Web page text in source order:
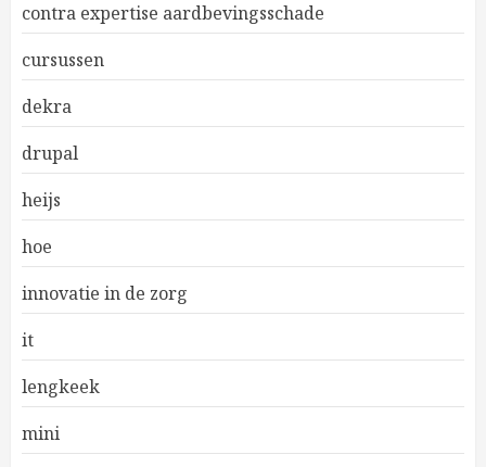
contra expertise aardbevingsschade
cursussen
dekra
drupal
heijs
hoe
innovatie in de zorg
it
lengkeek
mini